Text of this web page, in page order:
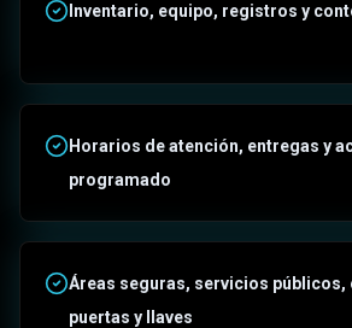
Inventario, equipo, registros y
Horarios de atención, entregas y
programado
Áreas seguras, servicios
puertas y llaves